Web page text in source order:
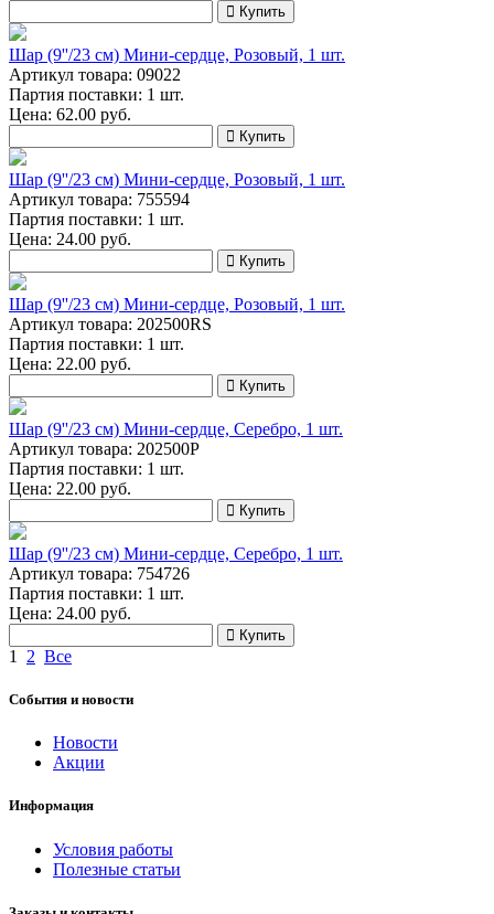
Купить
Шар (9''/23 см) Мини-сердце, Розовый, 1 шт.
Артикул товара: 09022
Партия поставки: 1 шт.
Цена: 62.00 руб.
Купить
Шар (9''/23 см) Мини-сердце, Розовый, 1 шт.
Артикул товара: 755594
Партия поставки: 1 шт.
Цена: 24.00 руб.
Купить
Шар (9''/23 см) Мини-сердце, Розовый, 1 шт.
Артикул товара: 202500RS
Партия поставки: 1 шт.
Цена: 22.00 руб.
Купить
Шар (9''/23 см) Мини-сердце, Серебро, 1 шт.
Артикул товара: 202500P
Партия поставки: 1 шт.
Цена: 22.00 руб.
Купить
Шар (9''/23 см) Мини-сердце, Серебро, 1 шт.
Артикул товара: 754726
Партия поставки: 1 шт.
Цена: 24.00 руб.
Купить
1 2 Все
События и новости
Новости
Акции
Информация
Условия работы
Полезные статьи